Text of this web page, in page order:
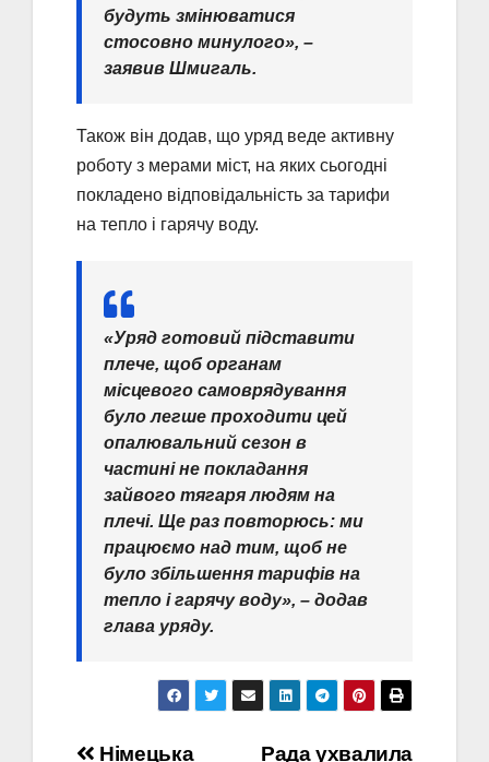
будуть змінюватися
стосовно минулого», –
заявив Шмигаль.
Також він додав, що уряд веде активну
роботу з мерами міст, на яких сьогодні
покладено відповідальність за тарифи
на тепло і гарячу воду.
«Уряд готовий підставити
плече, щоб органам
місцевого самоврядування
було легше проходити цей
опалювальний сезон в
частині не покладання
зайвого тягаря людям на
плечі. Ще раз повторюсь: ми
працюємо над тим, щоб не
було збільшення тарифів на
тепло і гарячу воду», – додав
глава уряду.
Рада ухвалила
Німецька